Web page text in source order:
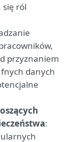
się ról
przyznaniem
danych
: